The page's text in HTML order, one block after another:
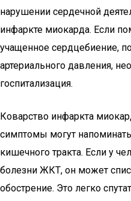
нарушении сердечной
инфаркте миокарда. Если
учащенное сердцебиение,
артериального давления,
госпитализация.
Коварство инфаркта
симптомы могут
кишечного тракта. Если у
болезни ЖКТ, он может
обострение. Это легко